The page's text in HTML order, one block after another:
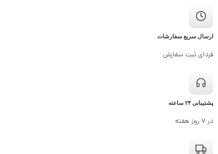
ارسال سریع سفارشات
فردای ثبت سفارش
پشتیبانی ۲۴ ساعته
در ۷ روز هفته